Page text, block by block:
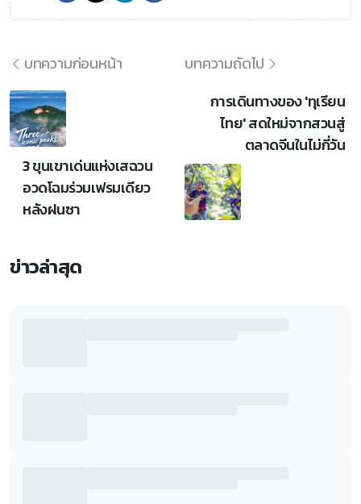
บทความก่อนหน้า
3 ขุนเขาเด่นแห่งเสฉวน
อวดโฉมร่วมเฟรมเดียว
หลังฝนซา
บทความถัดไป
การเดินทางของ 'ทุเรียน
ไทย' สดใหม่จากสวนสู่
ตลาดจีนในไม่กี่วัน
ข่าวล่าสุด